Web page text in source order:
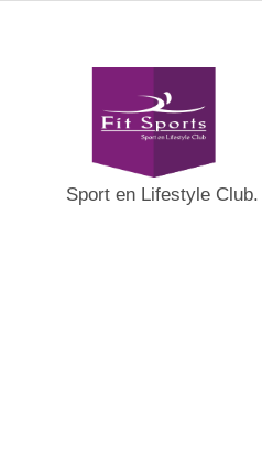
Sport en Lifestyle Club.